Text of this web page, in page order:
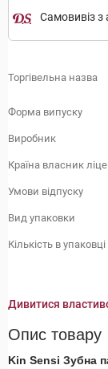
Самовивіз з
Торгівельна назва
Форма випуску
Виробник
Країна власник
Умови відпуску
Вид упаковки
Кількість в упаковці
Дивитися
Опис товару
Kin Sensi Зубна